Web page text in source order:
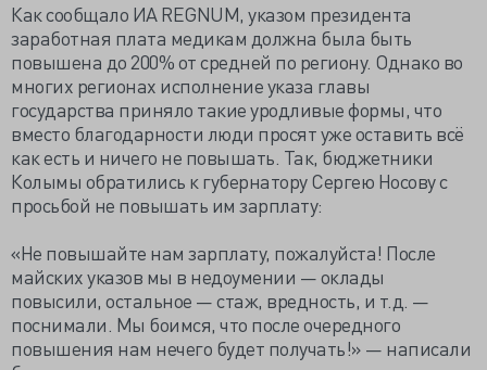
Как сообщало ИА REGNUM, указом президента
заработная плата медикам должна была быть
повышена до 200% от средней по региону. Однако во
многих регионах исполнение указа главы
государства приняло такие уродливые формы, что
вместо благодарности люди просят уже оставить всё
как есть и ничего не повышать. Так, бюджетники
Колымы обратились к губернатору Сергею Носову с
просьбой не повышать им зарплату:
«Не повышайте нам зарплату, пожалуйста! После
майских указов мы в недоумении — оклады
повысили, остальное — стаж, вредность, и т.д. —
поснимали. Мы боимся, что после очередного
повышения нам нечего будет получать!» — написали